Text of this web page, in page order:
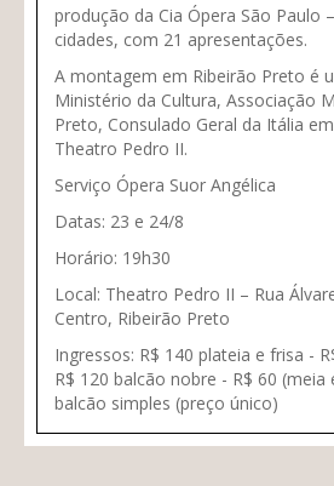
produção da Cia Ópera São Paulo
cidades, com 21 apresentações.
A montagem em Ribeirão Preto é
Ministério da Cultura, Associação
Preto, Consulado Geral da Itália
Theatro Pedro II.
Serviço Ópera Suor Angélica
Datas: 23 e 24/8
Horário: 19h30
Local: Theatro Pedro II – Rua
Centro, Ribeirão Preto
Ingressos: R$ 140 plateia e frisa -
R$ 120 balcão nobre - R$ 60 (meia
balcão simples (preço único)